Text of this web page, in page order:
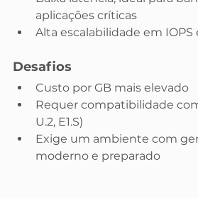
aplicações críticas
Alta escalabilidade em
Desafios
Custo por GB mais elevado
Requer compatibilidade
U.2, E1.S)
Exige um ambiente com
moderno e preparado